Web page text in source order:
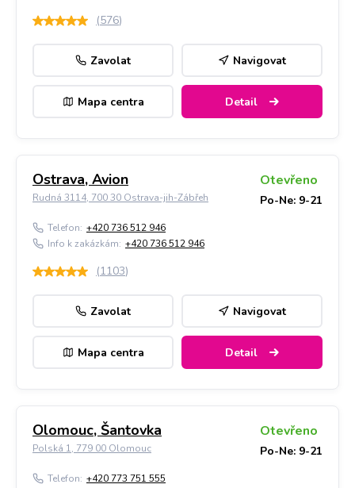
(576)
Zavolat Navigovat
Mapa centra Detail
Ostrava, Avion
Rudná 3114, 700 30 Ostrava-jih-Zábřeh
Otevřeno
Po-Ne: 9-21
Telefon: +420 736 512 946
Info k zakázkám: +420 736 512 946
(1103)
Zavolat Navigovat
Mapa centra Detail
Olomouc, Šantovka
Polská 1, 779 00 Olomouc
Otevřeno
Po-Ne: 9-21
Telefon: +420 773 751 555